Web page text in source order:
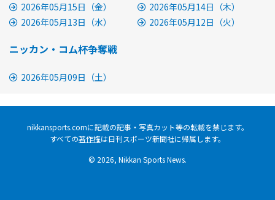
2026年05月15日（金）
2026年05月14日（木）
2026年05月13日（水）
2026年05月12日（火）
ニッカン・コム杯争奪戦
2026年05月09日（土）
nikkansports.comに記載の記事・写真カット等の転載を禁じます。
すべての著作権は日刊スポーツ新聞社に帰属します。
© 2026, Nikkan Sports News.